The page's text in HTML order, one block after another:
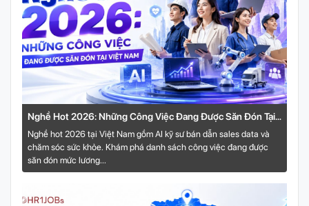
Nghề Hot 2026: Những Công Việc Đang Được Săn Đón Tại
Việt Nam
Nghề hot 2026 tại Việt Nam gồm AI kỹ sư bán dẫn sales data và
chăm sóc sức khỏe. Khám phá danh sách công việc đang được
săn đón mức lương...